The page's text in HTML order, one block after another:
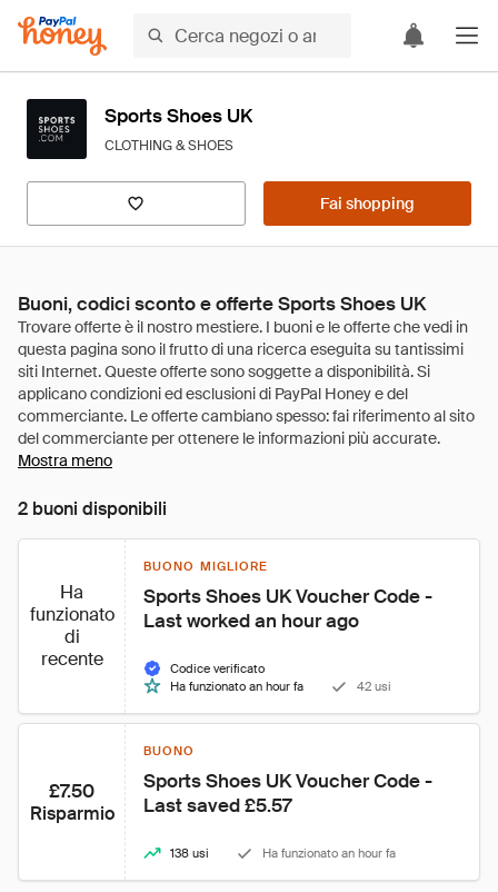
Sports Shoes UK
CLOTHING & SHOES
Fai shopping
Buoni, codici sconto e offerte Sports Shoes UK
Mostra meno
2 buoni disponibili
Ha
funzionato
di
recente
BUONO MIGLIORE
Sports Shoes UK Voucher Code -
Last worked an hour ago
Codice verificato
Ha funzionato an hour fa
42 usi
£7.50
Risparmio
BUONO
Sports Shoes UK Voucher Code -
Last saved £5.57
138 usi Ha funzionato an hour fa